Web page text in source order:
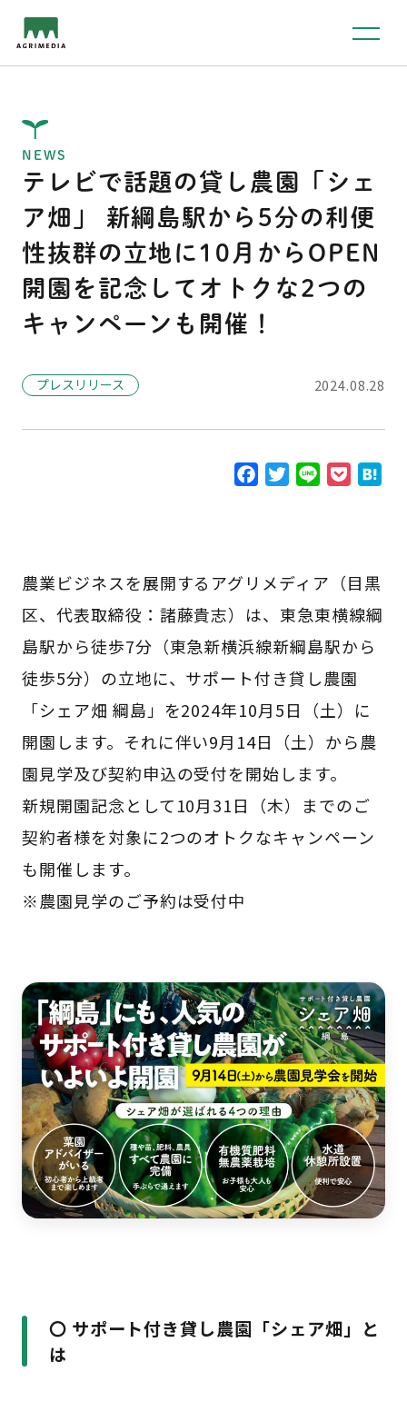
NEWS
テレビで話題の貸し農園「シェ
ア畑」 新綱島駅から5分の利便
性抜群の立地に10月からOPEN
開園を記念してオトクな2つの
キャンペーンも開催！
プレスリリース 2024.08.28
o
o
k
T
e
r
t
農業ビジネスを展開するアグリメディア（目黒
区、代表取締役：諸藤貴志）は、東急東横線綱
島駅から徒歩7分（東急新横浜線新綱島駅から
徒歩5分）の立地に、サポート付き貸し農園
「シェア畑 綱島」を2024年10月5日（土）に
開園します。それに伴い9月14日（土）から農
園見学及び契約申込の受付を開始します。
新規開園記念として10月31日（木）までのご
契約者様を対象に2つのオトクなキャンペーン
も開催します。
※農園見学のご予約は受付中
〇 サポート付き貸し農園「シェア畑」と
は